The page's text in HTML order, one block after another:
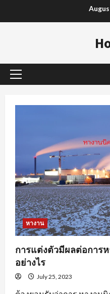
to
Primary
หางาน
การแต่งตัวมีผลต่อการ
อย่างไร
July 25, 2023